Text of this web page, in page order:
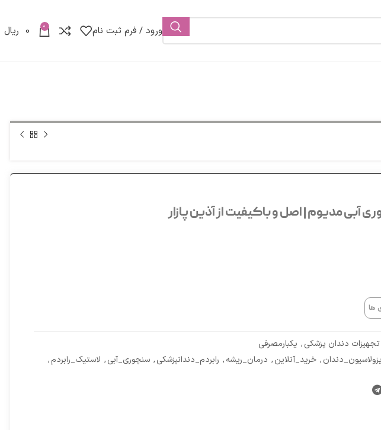
ورود / فرم ثبت نام 0
0 ریال
آبی مدیوم | اصل و باکیفیت از آذین پازار
ها
تجهیزات دندان پزشکی, یکبارمصرفی
, خرید_آنلاین, درمان_ریشه, رابردم_دندانپزشکی, سنچوری_آبی, لاستیک_رابردم,